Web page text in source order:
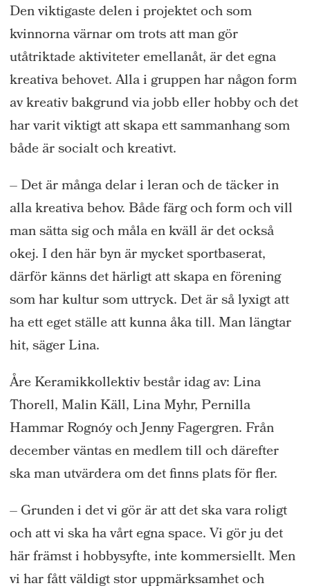
Den viktigaste delen i projektet och som
kvinnorna värnar om trots att man gör
utåtriktade aktiviteter emellanåt, är det egna
kreativa behovet. Alla i gruppen har någon form
av kreativ bakgrund via jobb eller hobby och det
har varit viktigt att skapa ett sammanhang som
både är socialt och kreativt.
– Det är många delar i leran och de täcker in
alla kreativa behov. Både färg och form och vill
man sätta sig och måla en kväll är det också
okej. I den här byn är mycket sportbaserat,
därför känns det härligt att skapa en förening
som har kultur som uttryck. Det är så lyxigt att
ha ett eget ställe att kunna åka till. Man längtar
hit, säger Lina.
Åre Keramikkollektiv består idag av: Lina
Thorell, Malin Käll, Lina Myhr, Pernilla
Hammar Rognóy och Jenny Fagergren. Från
december väntas en medlem till och därefter
ska man utvärdera om det finns plats för fler.
– Grunden i det vi gör är att det ska vara roligt
och att vi ska ha vårt egna space. Vi gör ju det
här främst i hobbysyfte, inte kommersiellt. Men
vi har fått väldigt stor uppmärksamhet och